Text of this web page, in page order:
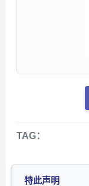
TAG：
特此声明